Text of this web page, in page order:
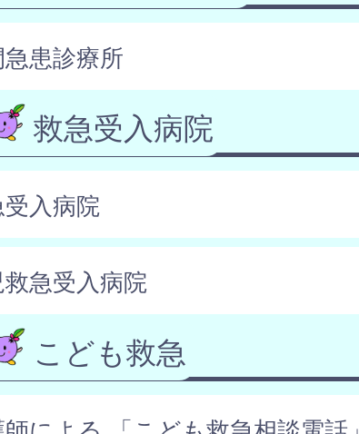
患診療所
救急受入病院
入病院
急受入病院
こども救急